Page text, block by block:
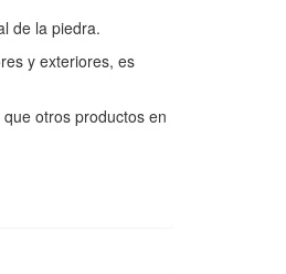
de la piedra.
y exteriores, es
otros productos en